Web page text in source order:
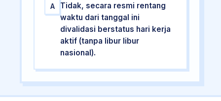
A
Tidak, secara resmi rentang
waktu dari tanggal ini
divalidasi berstatus hari kerja
aktif (tanpa libur libur
nasional).